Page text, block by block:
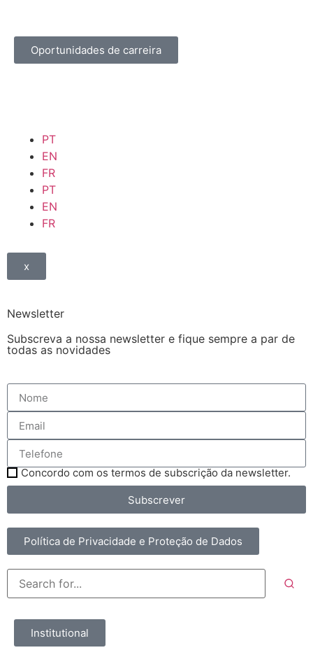
Oportunidades de carreira
PT
EN
FR
PT
EN
FR
x
Newsletter
Subscreva a nossa newsletter e fique sempre a par de
todas as novidades
Concordo com os termos de subscrição da newsletter.
Subscrever
Política de Privacidade e Proteção de Dados
Institutional